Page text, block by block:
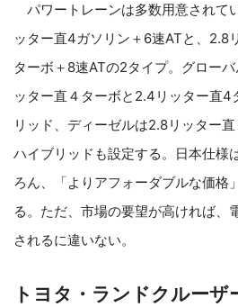
パワートレーンは多数用意されて
ッター直4ガソリン＋6速ATと、2.8
ターボ＋8速ATの2タイプ。グロー
ッター直４ターボと2.4リッター直4
リッド、ディーゼルは2.8リッター
ハイブリッドも設定する。日本仕様
ろん、「よりアフォーダブルな価格
る。ただ、市場の要望が高ければ、
されるに違いない。
トヨタ・ランドクルー